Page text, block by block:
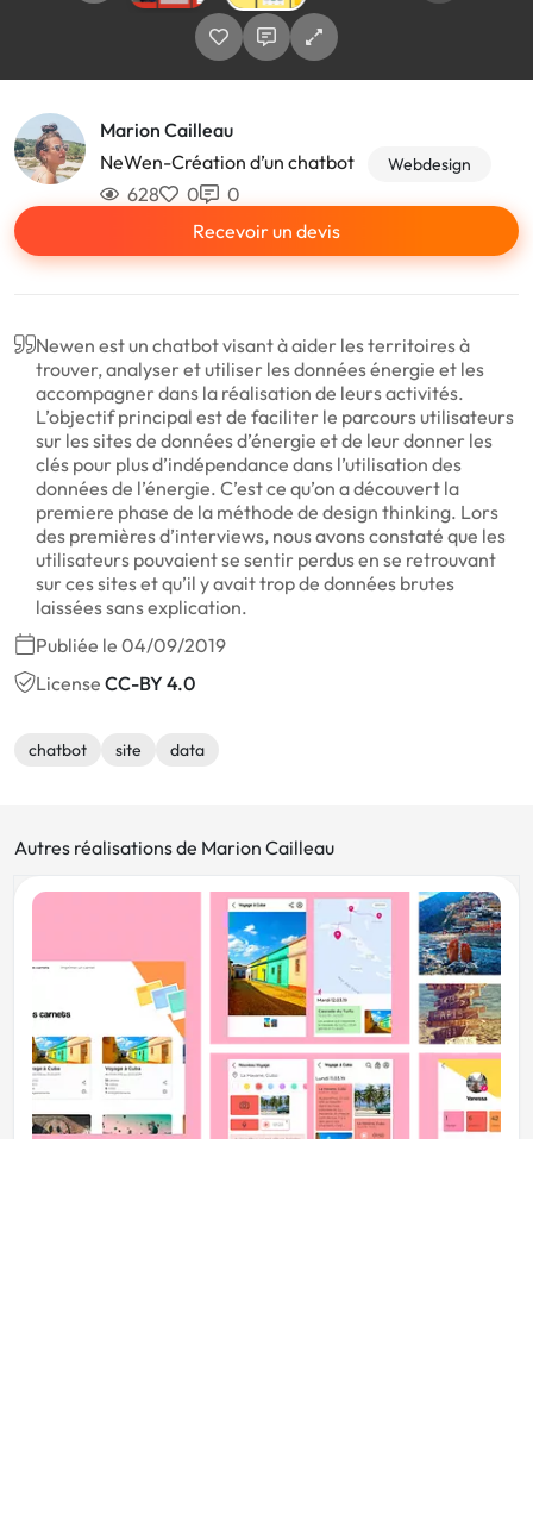
Marion Cailleau
NeWen-Création d’un chatbot
Webdesign
628 0
0
Recevoir un devis
Newen est un chatbot visant à aider les territoires à
trouver, analyser et utiliser les données énergie et les
accompagner dans la réalisation de leurs activités.
L’objectif principal est de faciliter le parcours utilisateurs
sur les sites de données d’énergie et de leur donner les
clés pour plus d’indépendance dans l’utilisation des
données de l’énergie. C’est ce qu’on a découvert la
premiere phase de la méthode de design thinking. Lors
des premières d’interviews, nous avons constaté que les
utilisateurs pouvaient se sentir perdus en se retrouvant
sur ces sites et qu’il y avait trop de données brutes
laissées sans explication.
Publiée le 04/09/2019
License CC-BY 4.0
chatbot site data
Autres réalisations de Marion Cailleau